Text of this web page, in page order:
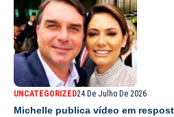
UNCATEGORIZED24 De Julho De 2026
Michelle publica vídeo em